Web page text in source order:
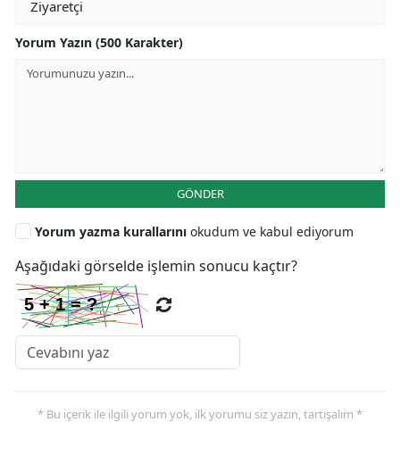
Yorum Yazın (500 Karakter)
GÖNDER
Yorum yazma kurallarını okudum ve kabul ediyorum
Aşağıdaki görselde işlemin sonucu kaçtır?
* Bu içerik ile ilgili yorum yok, ilk yorumu siz yazın, tartışalım *